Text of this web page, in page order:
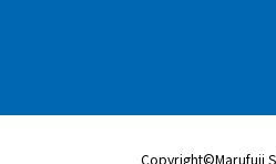
Copyright©Marufuji